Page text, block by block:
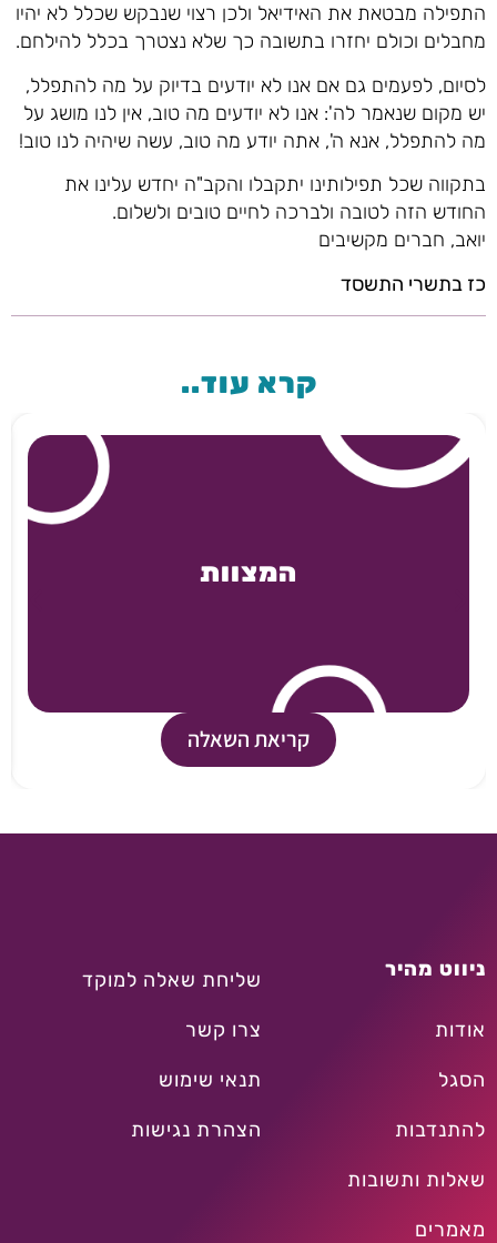
התפילה מבטאת את האידיאל ולכן רצוי שנבקש שכלל לא יהיו
מחבלים וכולם יחזרו בתשובה כך שלא נצטרך בכלל להילחם.
לסיום, לפעמים גם אם אנו לא יודעים בדיוק על מה להתפלל,
יש מקום שנאמר לה': אנו לא יודעים מה טוב, אין לנו מושג על
מה להתפלל, אנא ה', אתה יודע מה טוב, עשה שיהיה לנו טוב!
בתקווה שכל תפילותינו יתקבלו והקב"ה יחדש עלינו את
החודש הזה לטובה ולברכה לחיים טובים ולשלום.
יואב, חברים מקשיבים
כז בתשרי התשסד
קרא עוד..
המצוות
קריאת השאלה
ניווט מהיר
אודות
הסגל
להתנדבות
שאלות ותשובות
מאמרים
שליחת שאלה למוקד
צרו קשר
תנאי שימוש
הצהרת נגישות